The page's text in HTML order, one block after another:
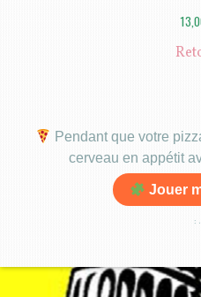
Pendant que votre
cerveau en appétit
Jouer
: .